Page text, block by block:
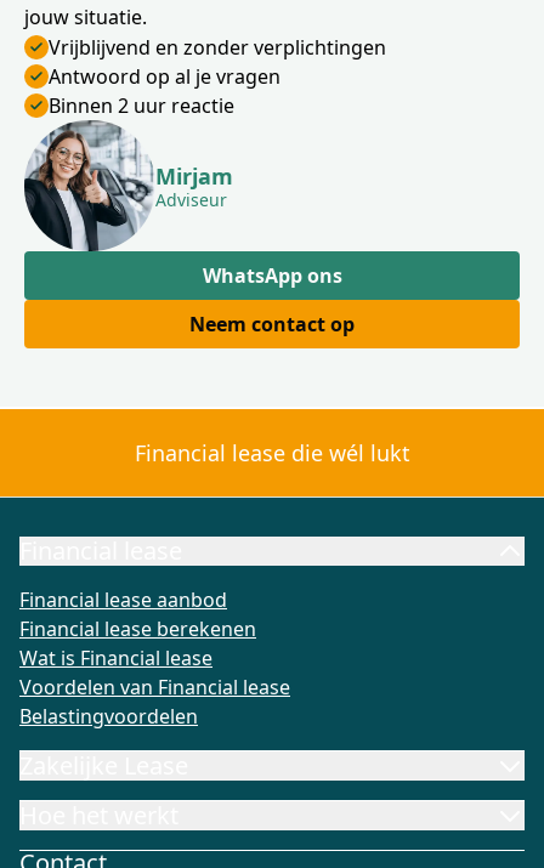
jouw situatie.
Vrijblijvend en zonder verplichtingen
Antwoord op al je vragen
Binnen 2 uur reactie
Mirjam
Adviseur
WhatsApp ons
Neem contact op
Financial lease die wél lukt
Financial lease aanbod
Financial lease berekenen
Wat is Financial lease
Voordelen van Financial lease
Belastingvoordelen